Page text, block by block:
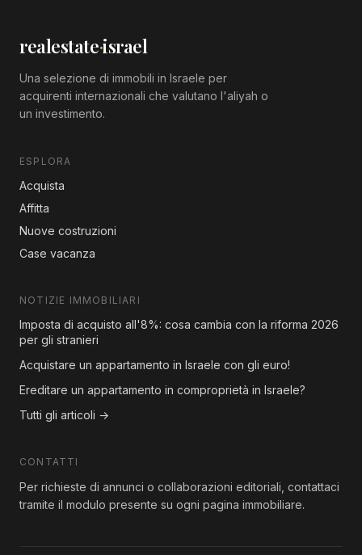
realestate·israel
Una selezione di immobili in Israele per
acquirenti internazionali che valutano l'aliyah o
un investimento.
ESPLORA
Acquista
Affitta
Nuove costruzioni
Case vacanza
NOTIZIE IMMOBILIARI
Imposta di acquisto all'8%: cosa cambia con la riforma 2026
per gli stranieri
Acquistare un appartamento in Israele con gli euro!
Ereditare un appartamento in comproprietà in Israele?
Tutti gli articoli →
CONTATTI
Per richieste di annunci o collaborazioni editoriali, contattaci
tramite il modulo presente su ogni pagina immobiliare.